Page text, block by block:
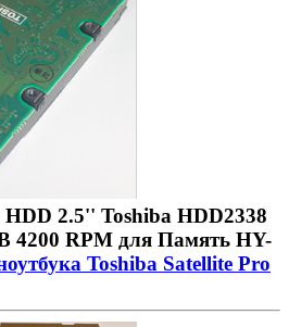
2.5'' Toshiba HDD2338
4200 RPM для Память HY-
Toshiba Satellite Pro